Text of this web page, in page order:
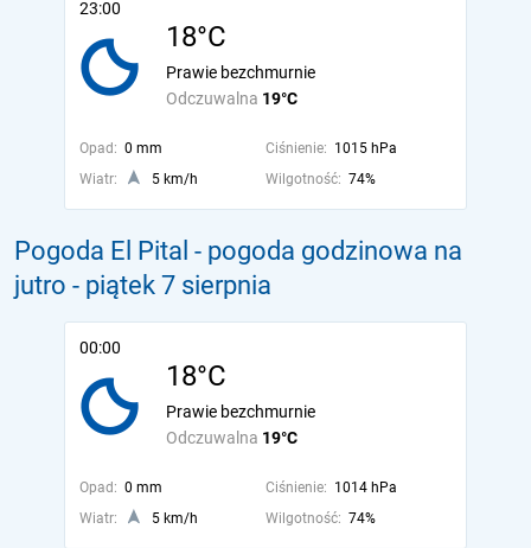
23:00
18°C
Odczuwalna 19°C
Prawie bezchmurnie
Opad: 0 mm Ciśnienie: 1015 hPa
Wiatr:
5 km/h Wilgotność: 74%
Pogoda El Pital - pogoda godzinowa na
jutro - piątek 7 sierpnia
00:00
18°C
Odczuwalna 19°C
Prawie bezchmurnie
Opad: 0 mm Ciśnienie: 1014 hPa
Wiatr:
5 km/h Wilgotność: 74%